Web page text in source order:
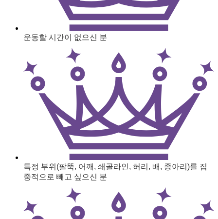
운동할 시간이 없으신 분
특정 부위(팔뚝, 어깨, 쇄골라인, 허리, 배, 종아리)를 집
중적으로 빼고 싶으신 분